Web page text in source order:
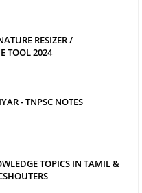
RESIZER /
TOOL 2024
- TNPSC NOTES
TOPICS IN TAMIL &